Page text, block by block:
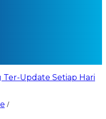
Update Setiap Hari
/